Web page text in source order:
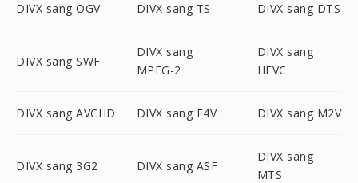
DIVX sang OGV DIVX sang TS DIVX sang DTS
DIVX sang SWF
DIVX sang
MPEG-2
DIVX sang
HEVC
DIVX sang AVCHD DIVX sang F4V DIVX sang M2V
DIVX sang 3G2 DIVX sang ASF
DIVX sang
MTS